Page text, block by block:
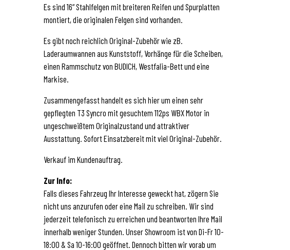
Es sind 16“ Stahlfelgen mit breiteren Reifen und Spurplatten
montiert, die originalen Felgen sind vorhanden.
Es gibt noch reichlich Original-Zubehör wie zB.
Laderaumwannen aus Kunststoff, Vorhänge für die Scheiben,
einen Rammschutz von BUDICH, Westfalia-Bett und eine
Markise.
Zusammengefasst handelt es sich hier um einen sehr
gepflegten T3 Syncro mit gesuchtem 112ps WBX Motor in
ungeschweißtem Originalzustand und attraktiver
Ausstattung. Sofort Einsatzbereit mit viel Original-Zubehör.
Verkauf im Kundenauftrag.
Zur Info:
Falls dieses Fahrzeug Ihr Interesse geweckt hat, zögern Sie
nicht uns anzurufen oder eine Mail zu schreiben. Wir sind
jederzeit telefonisch zu erreichen und beantworten Ihre Mail
innerhalb weniger Stunden. Unser Showroom ist von Di-Fr 10-
18:00 & Sa 10-16:00 geöffnet. Dennoch bitten wir vorab um